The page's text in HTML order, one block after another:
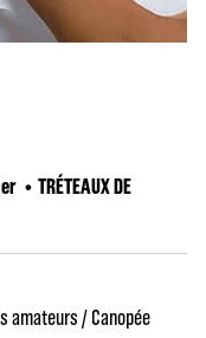
TRÉTEAUX DE
amateurs / Canopée